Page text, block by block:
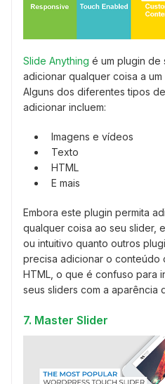
Slide Anything é um plugin de
adicionar qualquer coisa a
Alguns dos diferentes tipos
adicionar incluem:
Imagens e vídeos
Texto
HTML
E mais
Embora este plugin permita
qualquer coisa ao seu slider,
ou intuitivo quanto outros
precisa adicionar o conteúdo
HTML, o que é confuso para
seus sliders com a aparência
7. Master Slider